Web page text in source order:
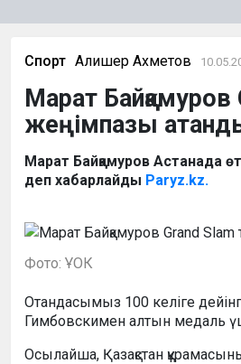
Спорт Алишер Ахметов
Марат Байқамуров
жеңімпазы
Марат Байқамуров Астанада
деп хабарлайды Paryz.kz.
Фото: ҰОК
Отандасымыз 100 келіге
Гимбовскимен алтын медаль
Осылайша, Қазақстан